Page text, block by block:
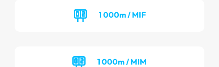
1 000m / MIF
1 000m / MIM